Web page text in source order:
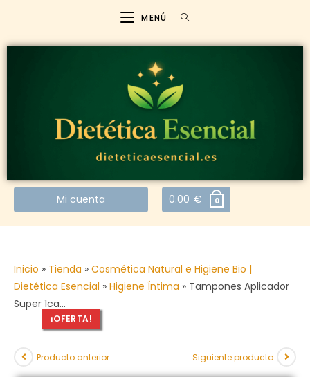
MENÚ
Mi cuenta 0.00 € 0
Inicio » Tienda » Cosmética Natural e Higiene Bio |
Dietética Esencial » Higiene Íntima » Tampones Aplicador
Super 1ca…
¡OFERTA!
Producto anterior Siguiente producto